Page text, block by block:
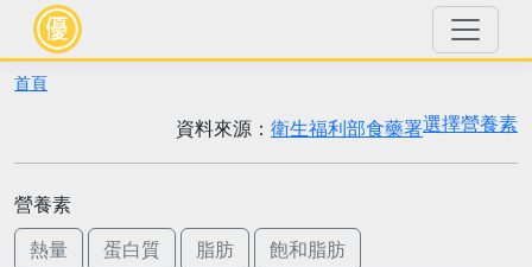
首頁
選擇營養素
資料來源： 衛生福利部食藥署
營養素
熱量 蛋白質 脂肪 飽和脂肪